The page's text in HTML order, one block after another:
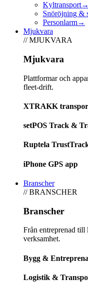
Kyltransport→
Snöröjning &
Personlarm→
Mjukvara
// MJUKVARA
Mjukvara
Plattformar och
fleet-drift.
XTRAKK
setPOS Track &
Ruptela
iPhone GPS app
Branscher
// BRANSCHER
Branscher
Från entreprenad
verksamhet.
Bygg &
Logistik &